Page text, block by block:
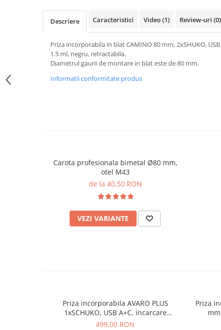
Descriere Caracteristici Video(1) Review-uri (0)
Priza incorporabila in blat CAMINO 80 mm, 2xSHUKO, USB
1.5 ml, negru, retractabila.
Diametrul gaurii de montare in blat este de 80 mm.
Informatii conformitate produs
Carota profesionala bimetal Ø80 mm,
otel M43
de la 40,50 RON
VEZI VARIANTE
Priza incorporabila AVARO PLUS
1xSCHUKO, USB A+C, incarcare
WIRELESS, cablu 1.5 ml, negru
499,00 RON
Priza